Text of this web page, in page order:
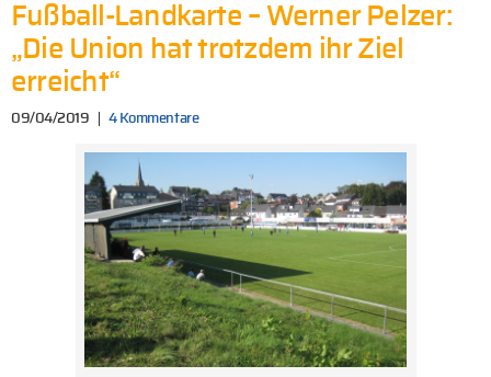
Fußball-Landkarte – Werner Pelzer:
„Die Union hat trotzdem ihr Ziel
erreicht“
09/04/2019 4 Kommentare